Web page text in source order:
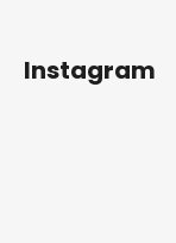
Instagram